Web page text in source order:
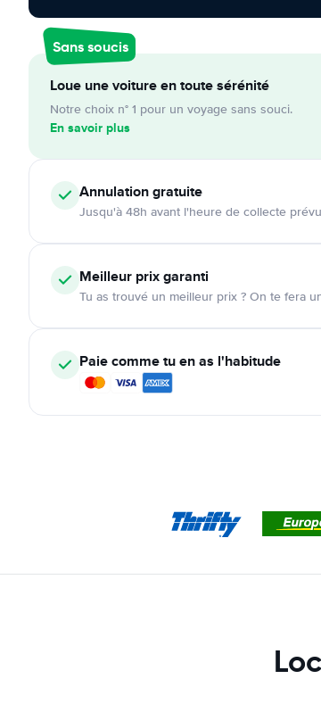
Sans soucis
Loue une voiture en toute sérénité
Notre choix n° 1 pour un voyage sans souci.
En savoir plus
Annulationgratuite
Jusqu'à 48h avant l'heure de collecte
Meilleur prix garanti
Tu as trouvé un meilleur prix ? On te fera
Paie comme tu en as l'habitude